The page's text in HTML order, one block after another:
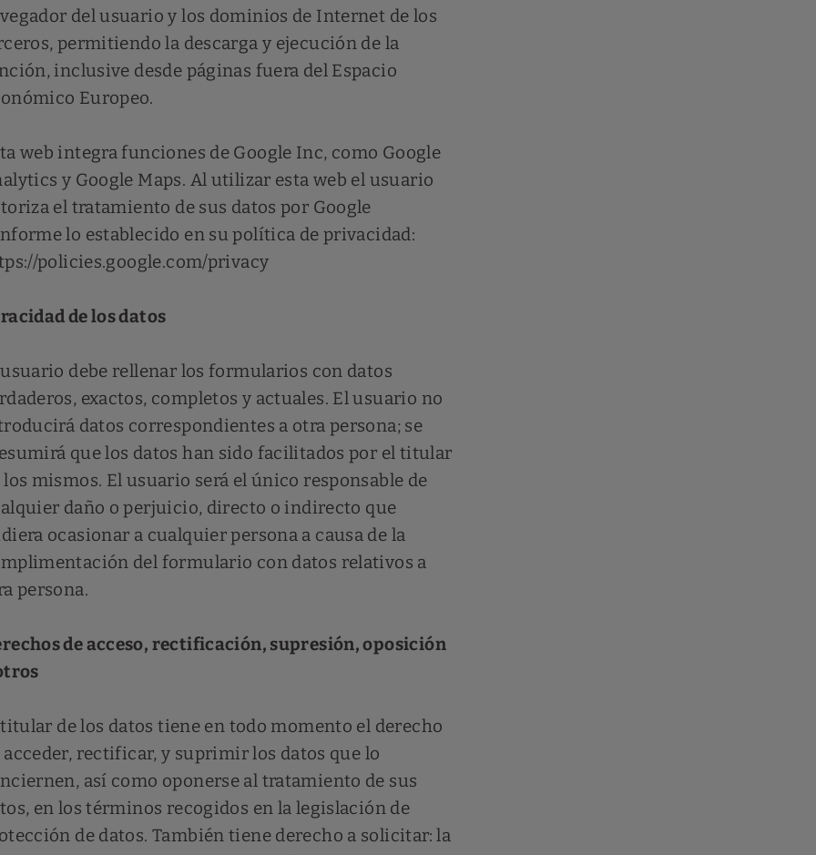
del usuario y los dominios de Internet de los
permitiendo la descarga y ejecución de la
inclusive desde páginas fuera del Espacio
Europeo.
web integra funciones de Google Inc, como Google
y Google Maps. Al utilizar esta web el usuario
el tratamiento de sus datos por Google
lo establecido en su política de privacidad:
policies.google.com/privacy
de los datos
debe rellenar los formularios con datos
exactos, completos y actuales. El usuario no
datos correspondientes a otra persona; se
que los datos han sido facilitados por el titular
los mismos. El usuario será el único responsable de
daño o perjuicio, directo o indirecto que
ocasionar a cualquier persona a causa de la
del formulario con datos relativos a
persona.
de acceso, rectificación, supresión, oposición
de los datos tiene en todo momento el derecho
acceder, rectificar, y suprimir los datos que lo
así como oponerse al tratamiento de sus
en los términos recogidos en la legislación de
de datos. También tiene derecho a solicitar: la